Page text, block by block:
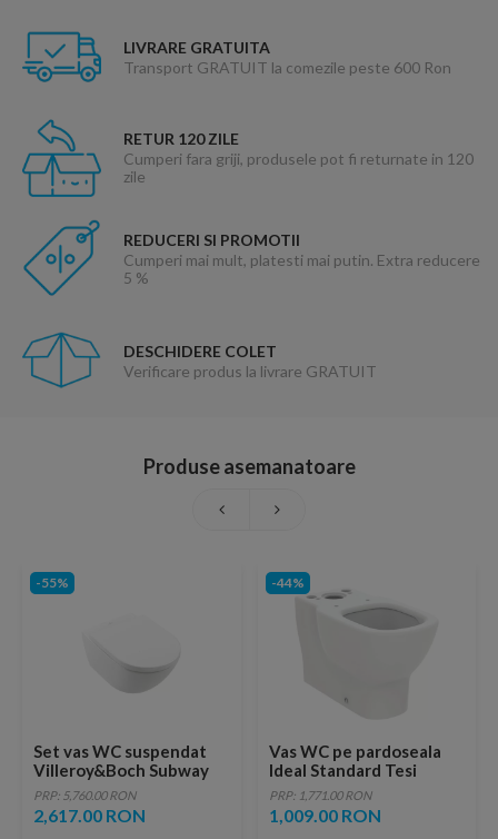
LIVRARE GRATUITA
Transport GRATUIT la comezile peste 600 Ron
RETUR 120 ZILE
Cumperi fara griji, produsele pot fi returnate in 120
zile
REDUCERI SI PROMOTII
Cumperi mai mult, platesti mai putin. Extra reducere
5 %
DESCHIDERE COLET
Verificare produs la livrare GRATUIT
Produse asemanatoare
-55%
Set vas WC suspendat
Villeroy&Boch Subway
3.0 CeramicPlus
TwistFlush alb cu capac
softclose
PRP: 5,760.00 RON
2,617.00 RON
-44%
Vas WC pe pardoseala
Ideal Standard Tesi
AquaBlade 66x36 cm alb
mat
PRP: 1,771.00 RON
1,009.00 RON